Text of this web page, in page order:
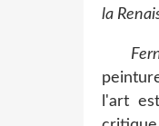
la
l'art